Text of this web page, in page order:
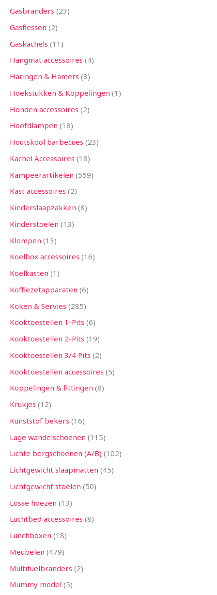
Gasbranders 23
Gasflessen 2
Gaskachels 11
Hangmat accessoires 4
Haringen & Hamers 8
Hoekstukken & Koppelingen 1
Honden accessoires 2
Hoofdlampen 18
Houtskool barbecues 23
Kachel Accessoires 18
Kampeerartikelen 559
Kast accessoires 2
Kinderslaapzakken 8
Kinderstoelen 13
Klompen 13
Koelbox accessoires 16
Koelkasten 1
Koffiezetapparaten 6
Koken & Servies 285
Kooktoestellen 1-Pits 6
Kooktoestellen 2-Pits 19
Kooktoestellen 3/4 Pits 2
Kooktoestellen accessoires 5
Koppelingen & fittingen 8
Krukjes 12
Kunststof bekers 16
Lage wandelschoenen 115
Lichte bergschoenen (A/B) 102
Lichtgewicht slaapmatten 45
Lichtgewicht stoelen 50
Losse hoezen 13
Luchtbed accessoires 8
Lunchboxen 18
Meubelen 479
Multifuelbranders 2
Mummy model 5